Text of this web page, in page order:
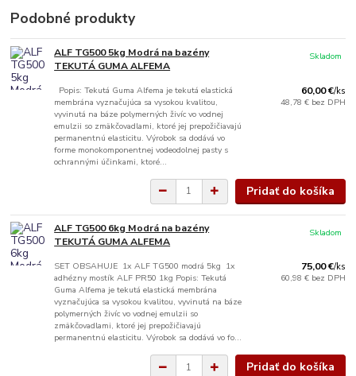
Podobné produkty
ALF TG500 5kg Modrá na bazény
TEKUTÁ GUMA ALFEMA
Popis: Tekutá Guma Alfema je tekutá elastická
membrána vyznačujúca sa vysokou kvalitou,
vyvinutá na báze polymerných živíc vo vodnej
emulzii so zmäkčovadlami, ktoré jej prepožičiavajú
permanentnú elasticitu. Výrobok sa dodává vo
forme monokomponentnej vodeodolnej pasty s
ochrannými účinkami, ktoré...
60,00 €/ks
48,78 € bez DPH
Skladom
Pridať do košíka
ALF TG500 6kg Modrá na bazény
TEKUTÁ GUMA ALFEMA
SET OBSAHUJE 1x ALF TG500 modrá 5kg 1x
adhézny mostík ALF PR50 1kg Popis: Tekutá
Guma Alfema je tekutá elastická membrána
vyznačujúca sa vysokou kvalitou, vyvinutá na báze
polymerných živíc vo vodnej emulzii so
zmäkčovadlami, ktoré jej prepožičiavajú
permanentnú elasticitu. Výrobok sa dodává vo fo...
75,00 €/ks
60,98 € bez DPH
Skladom
Pridať do košíka